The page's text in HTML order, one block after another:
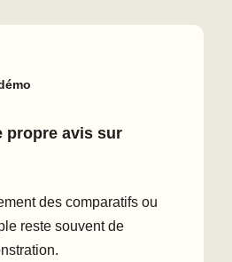
propre avis sur
des comparatifs ou
reste souvent de